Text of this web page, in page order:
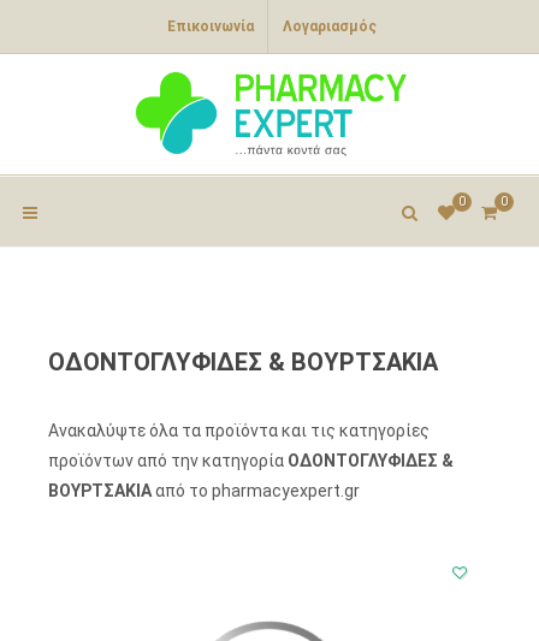
Επικοινωνία Λογαριασμός
0
0
ΟΔΟΝΤΟΓΛΥΦΙΔΕΣ & ΒΟΥΡΤΣΑΚΙΑ
Ανακαλύψτε όλα τα προϊόντα και τις κατηγορίες
προϊόντων από την κατηγορία ΟΔΟΝΤΟΓΛΥΦΙΔΕΣ &
ΒΟΥΡΤΣΑΚΙΑαπό το pharmacyexpert.gr